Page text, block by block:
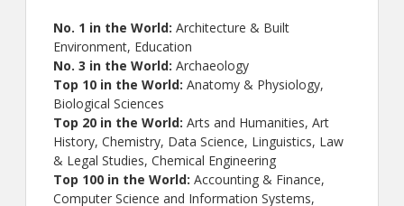
No. 1 in the World: Architecture & Built
Environment, Education
No. 3 in the World: Archaeology
Top 10 in the World: Anatomy & Physiology,
Biological Sciences
Top 20 in the World: Arts and Humanities, Art
History, Chemistry, Data Science, Linguistics, Law
& Legal Studies, Chemical Engineering
Top 100 in the World: Accounting & Finance,
Computer Science and Information Systems,